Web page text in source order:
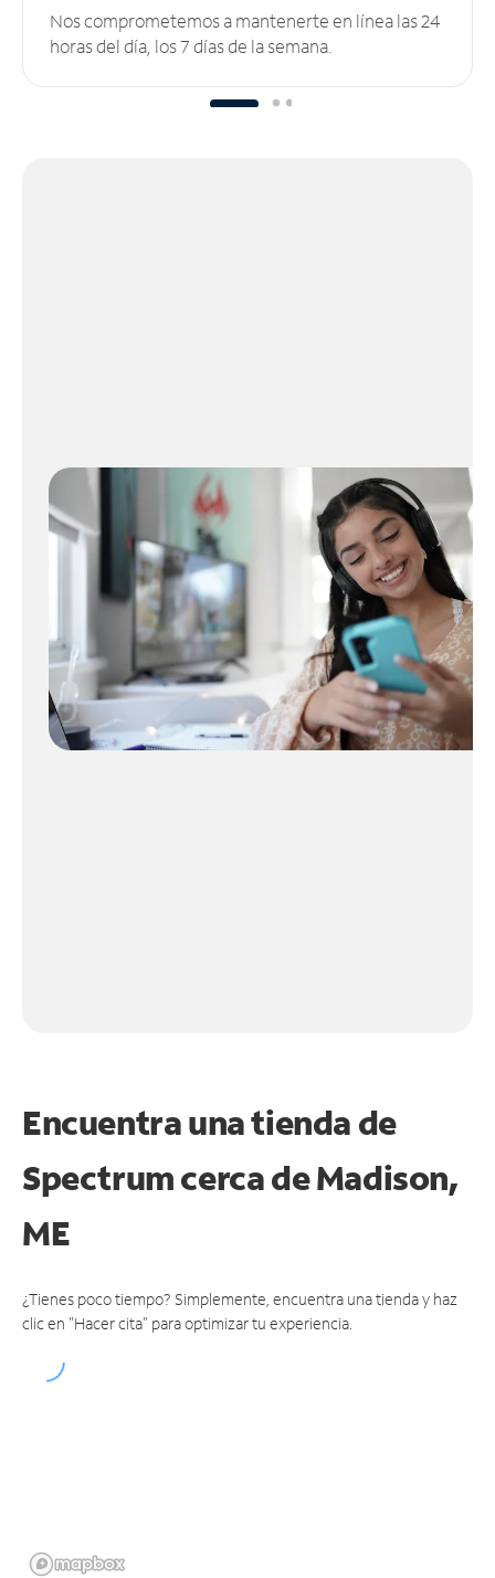
Nos comprometemos a mantenerte en línea las 24
horas del día, los 7 días de la semana.
Encuentra una tienda de
Spectrumcerca de Madison,
ME
¿Tienes poco tiempo? Simplemente, encuentra una tienda y haz
clic en "Hacer cita" para optimizar tu experiencia.